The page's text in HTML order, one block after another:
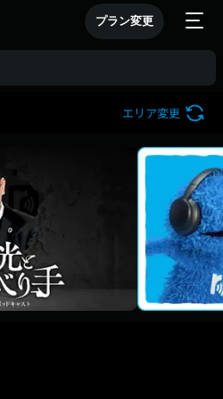
プラン変更
エリア変更